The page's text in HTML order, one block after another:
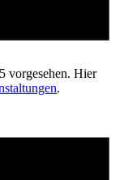
vorgesehen. Hier
.